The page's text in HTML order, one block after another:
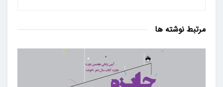
مرتبط نوشته ها